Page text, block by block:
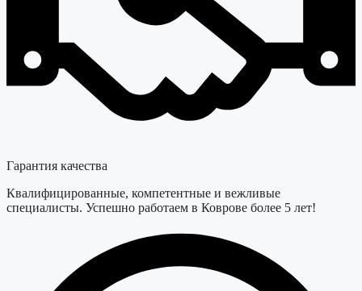
Гарантия качества
Квалифицированные, компетентные и вежливые
специалисты. Успешно работаем в Коврове более 5 лет!